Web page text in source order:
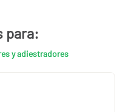
para:
y adiestradores